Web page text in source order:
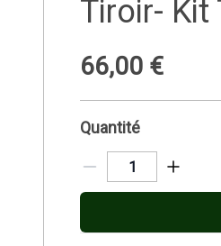
Tiroir- Kit
66,00 €
Quantité